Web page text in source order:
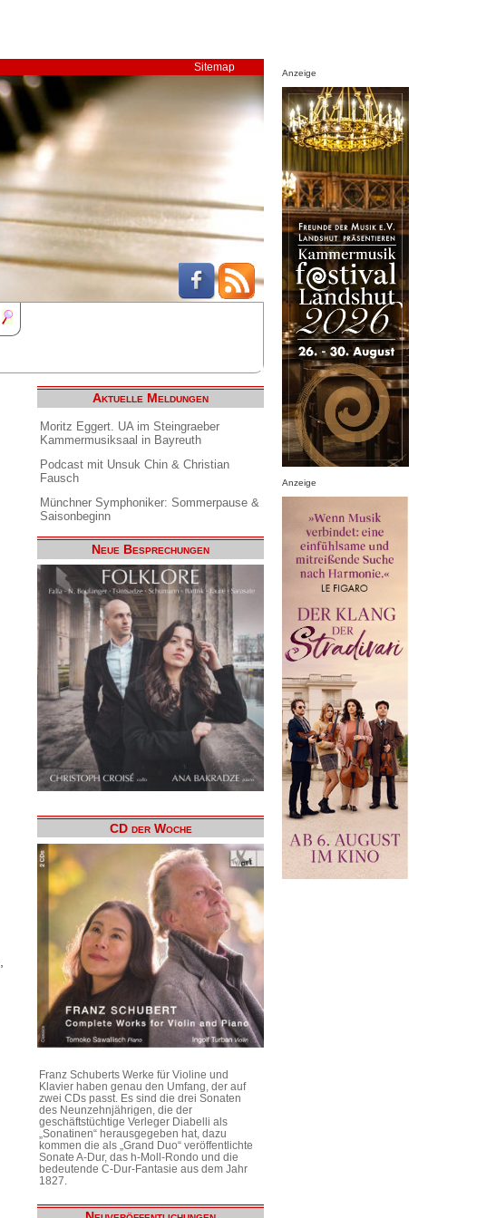
Sitemap
Aktuelle Meldungen
Moritz Eggert. UA im Steingraeber
Kammermusiksaal in Bayreuth
Podcast mit Unsuk Chin & Christian
Fausch
Münchner Symphoniker: Sommerpause &
Saisonbeginn
Neue Besprechungen
CD der Woche
Franz Schuberts Werke für Violine und
Klavier haben genau den Umfang, der auf
zwei CDs passt. Es sind die drei Sonaten
des Neunzehnjährigen, die der
geschäftstüchtige Verleger Diabelli als
„Sonatinen“ herausgegeben hat, dazu
kommen die als „Grand Duo“ veröffentlichte
Sonate A-Dur, das h-Moll-Rondo und die
bedeutende C-Dur-Fantasie aus dem Jahr
1827.
Anzeige
Anzeige